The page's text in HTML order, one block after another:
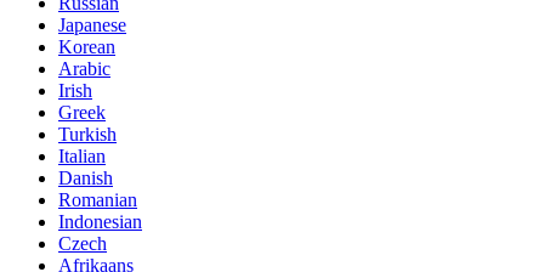
Japanese
Korean
Arabic
Irish
Greek
Turkish
Italian
Danish
Romanian
Indonesian
Czech
Afrikaans